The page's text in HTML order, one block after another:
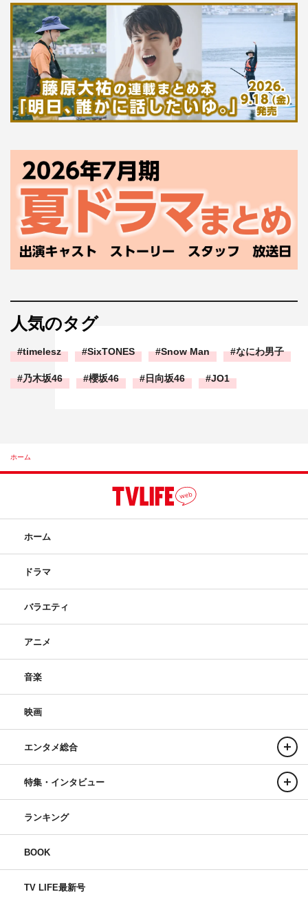
人気のタグ
timelesz SixTONES Snow Man なにわ男子
乃木坂46 櫻坂46 日向坂46 JO1
ホーム
ホーム
ドラマ
バラエティ
アニメ
音楽
映画
エンタメ総合
特集・インタビュー
ランキング
BOOK
TV LIFE最新号